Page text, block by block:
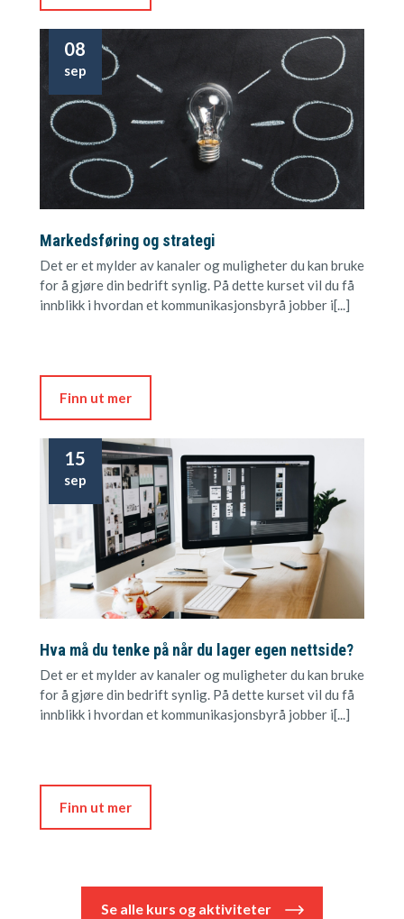
08
sep
Markedsføring og strategi
Det er et mylder av kanaler og muligheter du kan bruke
for å gjøre din bedrift synlig. På dette kurset vil du få
innblikk i hvordan et kommunikasjonsbyrå jobber i[...]
Finn ut mer
15
sep
Hva må du tenke på når du lager egen nettside?
Det er et mylder av kanaler og muligheter du kan bruke
for å gjøre din bedrift synlig. På dette kurset vil du få
innblikk i hvordan et kommunikasjonsbyrå jobber i[...]
Finn ut mer
Se alle kurs og aktiviteter